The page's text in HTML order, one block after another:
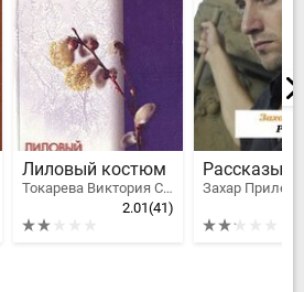
Лиловый костюм
Токарева Виктория Самойловна
2.01(41)
Рассказы
Захар